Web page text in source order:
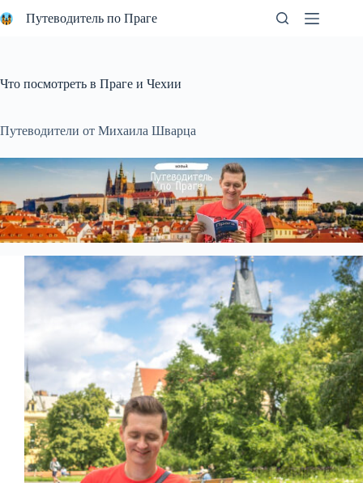
к
Путеводитель по Праге
Что посмотреть в Праге и Чехии
Путеводители от Михаила Шварца